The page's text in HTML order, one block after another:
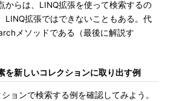
からは、LINQ拡張を使って検索するの
LINQ拡張ではできないこともある。代
メソッドである（最後に解説す
を新しいコレクションに取り出す例
ョンで検索する例を確認してみよう。